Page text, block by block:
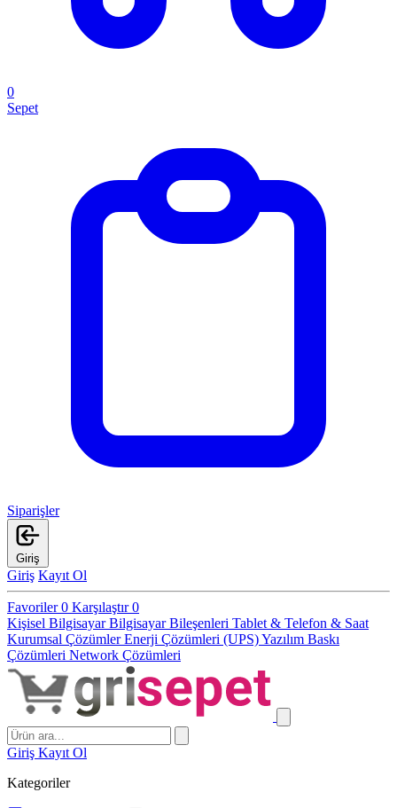
0
Sepet
Siparişler
Giriş
Giriş Kayıt Ol
Favoriler0 Karşılaştır0
Kişisel BilgisayarBilgisayar Bileşenleri Tablet & Telefon & Saat
Kurumsal ÇözümlerEnerji Çözümleri (UPS)Yazılım Baskı
Çözümleri Network Çözümleri
Giriş Kayıt Ol
Kategoriler